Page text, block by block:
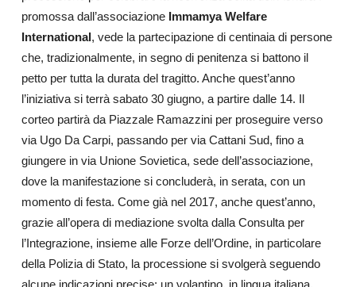
promossa dall’associazioneImmamya Welfare
International, vede la partecipazione di centinaia di persone
che, tradizionalmente, in segno di penitenza si battono il
petto per tutta la durata del tragitto. Anche quest’anno
l’iniziativa si terrà sabato 30 giugno, a partire dalle 14. Il
corteo partirà da Piazzale Ramazzini per proseguire verso
via Ugo Da Carpi, passando per via Cattani Sud, fino a
giungere in via Unione Sovietica, sede dell’associazione,
dove la manifestazione si concluderà, in serata, con un
momento di festa. Come già nel 2017, anche quest’anno,
grazie all’opera di mediazione svolta dalla Consulta per
l’Integrazione, insieme alle Forze dell’Ordine, in particolare
della Polizia di Stato, la processione si svolgerà seguendo
alcune indicazioni precise: un volantino, in lingua italiana,